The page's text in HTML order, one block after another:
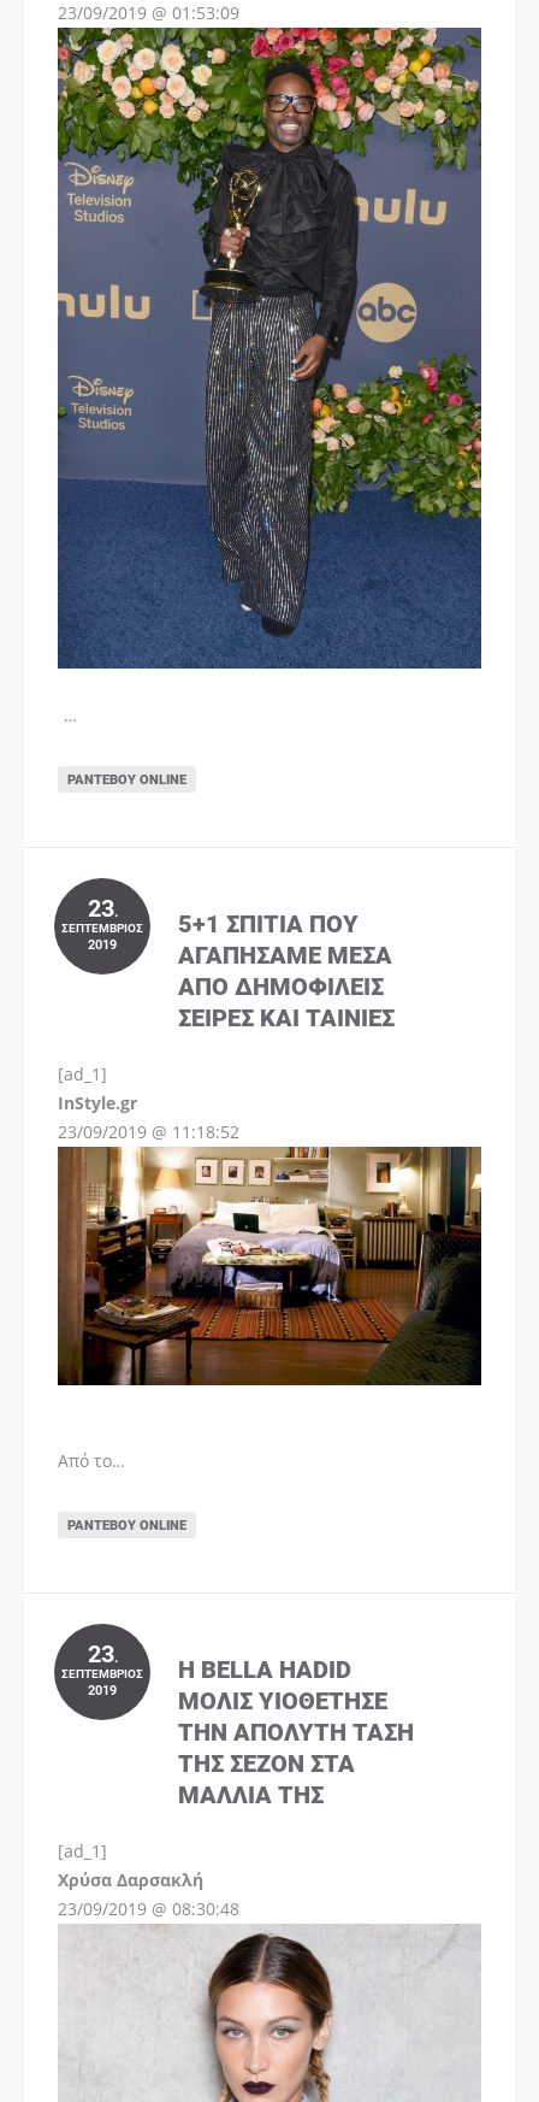
23/09/2019 @ 01:53:09
…
ΡΑΝΤΕΒΟΎ ONLINE
23.
ΣΕΠΤΈΜΒΡΙΟΣ
2019
5+1 ΣΠΊΤΙΑ ΠΟΥ
ΑΓΑΠΉΣΑΜΕ ΜΈΣΑ
ΑΠΌ ΔΗΜΟΦΙΛΕΊΣ
ΣΕΙΡΈΣ ΚΑΙ ΤΑΙΝΊΕΣ
[ad_1]
InStyle.gr
23/09/2019 @ 11:18:52
Από το…
ΡΑΝΤΕΒΟΎ ONLINE
23.
ΣΕΠΤΈΜΒΡΙΟΣ
2019
Η BELLA HADID
ΜΌΛΙΣ ΥΙΟΘΈΤΗΣΕ
ΤΗΝ ΑΠΌΛΥΤΗ ΤΆΣΗ
ΤΗΣ ΣΕΖΌΝ ΣΤΑ
ΜΑΛΛΙΆ ΤΗΣ
[ad_1]
Χρύσα Δαρσακλή
23/09/2019 @ 08:30:48